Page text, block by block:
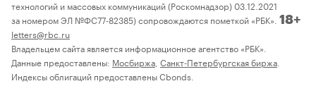
технологий и массовых коммуникаций (Роскомнадзор) 03.12.2021
за номером ЭЛ №ФС77-82385) сопровождаются пометкой «РБК». 18+
letters@rbc.ru
Владельцем сайта является информационное агентство «РБК».
Данные предоставлены: Мосбиржа Санкт-Петербургская биржа
Индексы облигаций предоставлены Cbonds.